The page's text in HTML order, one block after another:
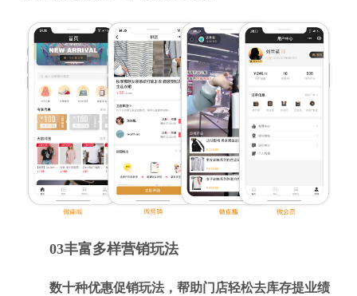
03丰富多样营销玩法
数十种优惠促销玩法，帮助门店轻松去库存提业绩